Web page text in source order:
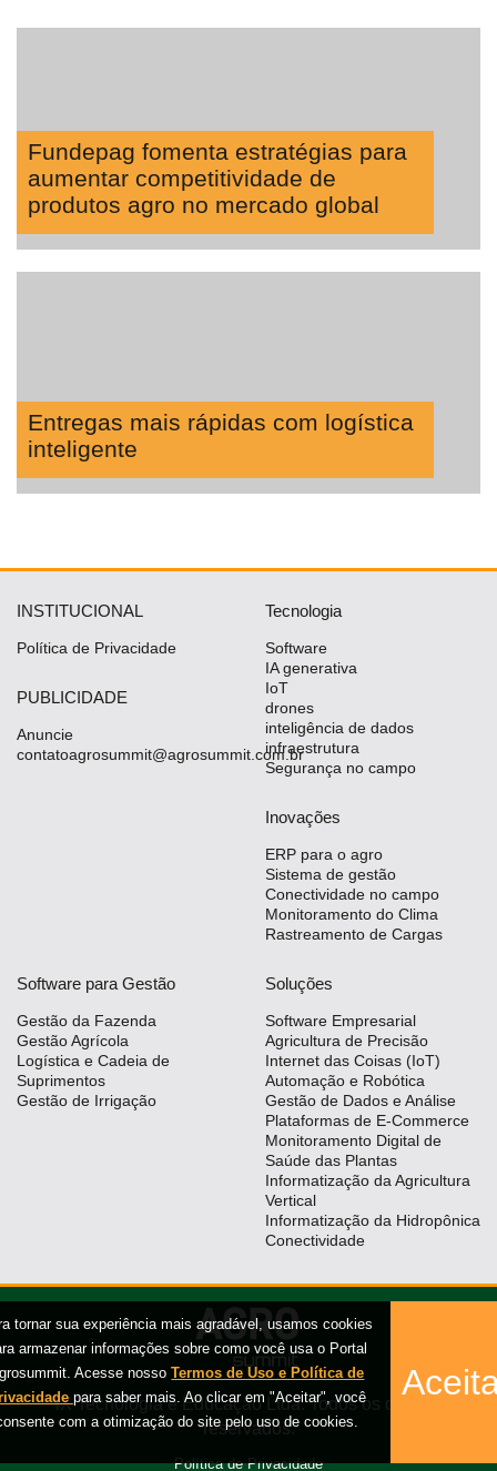
Fundepag fomenta estratégias para
aumentar competitividade de
produtos agro no mercado global
Entregas mais rápidas com logística
inteligente
tornar sua experiência mais agradável, usamos cookies
armazenar informações sobre como você usa o Portal
Acesse nossoTermos de Uso e Política de
para saber mais. Ao clicar em "Aceitar", você
com a otimização do site pelo uso de cookies.
INSTITUCIONAL
Política de Privacidade
PUBLICIDADE
Anuncie
contatoagrosummit@agrosummit.com.br
Tecnologia
Software
IA generativa
IoT
drones
inteligência de dados
infraestrutura
Segurança no campo
Inovações
ERP para o agro
Sistema de gestão
Conectividade no campo
Monitoramento do Clima
Rastreamento de Cargas
Software para Gestão
Gestão da Fazenda
Gestão Agrícola
Logística e Cadeia de
Suprimentos
Gestão de Irrigação
Soluções
Software Empresarial
Agricultura de Precisão
Internet das Coisas (IoT)
Automação e Robótica
Gestão de Dados e Análise
Plataformas de E-Commerce
Monitoramento Digital de
Saúde das Plantas
Informatização da Agricultura
Vertical
Informatização da Hidropônica
Conectividade
iX Tecnologia e Educação Ltda. Todos os direitos
reservados.
Política de Privacidade